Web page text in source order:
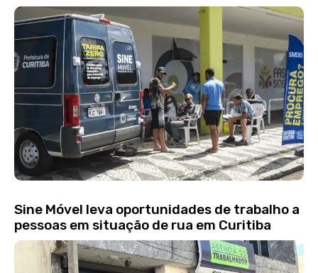
Sine Móvel leva oportunidades de trabalho a
pessoas em situação de rua em Curitiba